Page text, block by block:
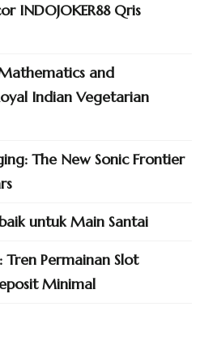
INDOJOKER88 Qris
and
Indian Vegetarian
The New Sonic Frontier
untuk Main Santai
Permainan Slot
Minimal